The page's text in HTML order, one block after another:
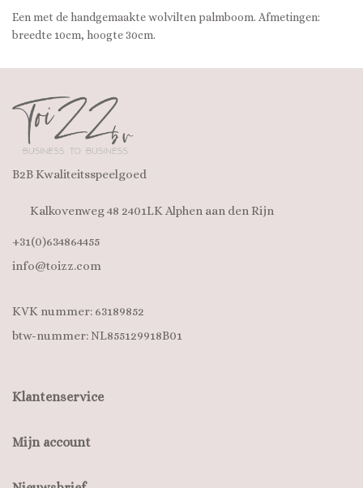
Een met de handgemaakte wolvilten palmboom. Afmetingen:
breedte 10cm, hoogte 30cm.
B2B Kwaliteitsspeelgoed
Kalkovenweg 48 2401LK Alphen aan den Rijn
+31(0)634864455
info@toizz.com
KVK nummer: 63189852
btw-nummer: NL855129918B01
Klantenservice
Mijn account